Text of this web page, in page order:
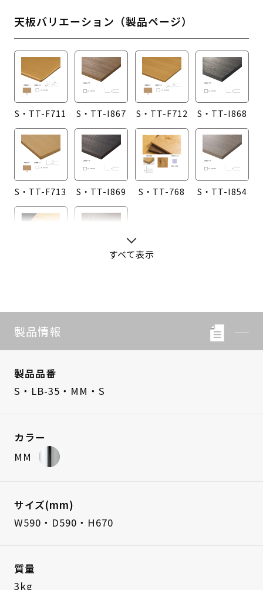
天板バリエーション（製品ページ）
S・TT-F711 S・TT-I867 S・TT-F712 S・TT-I868
S・TT-F713 S・TT-I869 S・TT-768 S・TT-I854
すべて表示
製品情報
製品品番
S・LB-35・MM・S
カラー
MM
サイズ(mm)
W590・D590・H670
質量
3kg